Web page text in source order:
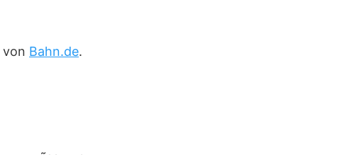
von Bahn.de.